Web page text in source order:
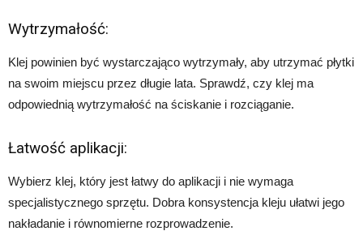
Wytrzymałość:
Klej powinien być wystarczająco wytrzymały, aby utrzymać płytki
na swoim miejscu przez długie lata. Sprawdź, czy klej ma
odpowiednią wytrzymałość na ściskanie i rozciąganie.
Łatwość aplikacji:
Wybierz klej, który jest łatwy do aplikacji i nie wymaga
specjalistycznego sprzętu. Dobra konsystencja kleju ułatwi jego
nakładanie i równomierne rozprowadzenie.